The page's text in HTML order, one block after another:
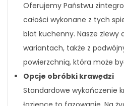
Oferujemy Państwu
całości wykonane z tych
blat kuchenny. Nasze zlewy
wariantach, także z
powierzchnią, która może
Opcje obróbki krawędzi
Standardowe wykończenie